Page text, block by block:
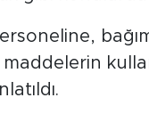
maddelerin